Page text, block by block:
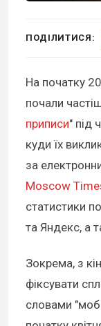
ПОДІЛИТИСЯ:
На початку
почали
приписи" під
куди їх
за
Moscow
статистики
та Яндекс, а
Зокрема, з
фіксувати
словами